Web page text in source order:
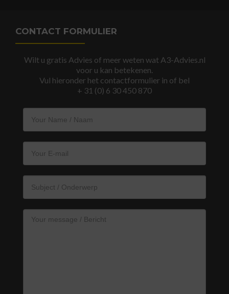
CONTACT FORMULIER
Wilt u gratis Advies of meer weten wat A3-Advies.nl
voor u kan betekenen.
Vul hieronder het contactformulier in of bel
+ 31 (0) 6 30 450 870